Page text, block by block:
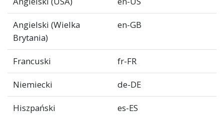
Angielski (Wielka
Brytania)
en-GB
Francuski fr-FR
Niemiecki de-DE
Hiszpański es-ES